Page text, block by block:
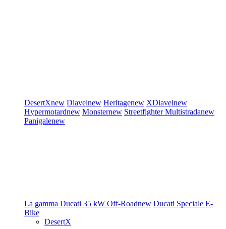
DesertXnew Diavelnew Heritagenew XDiavelnew
Hypermotardnew Monsternew StreetfighterMultistradanew
Panigalenew
La gamma Ducati 35 kW Off-Roadnew Ducati Speciale E-
Bike
DesertX